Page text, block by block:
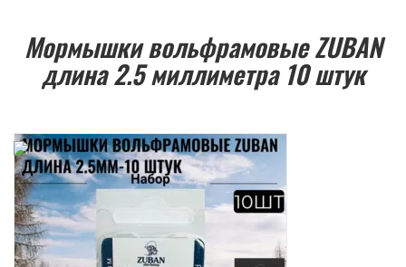
Мормышки вольфрамовые ZUBAN
длина 2.5 миллиметра 10 штук